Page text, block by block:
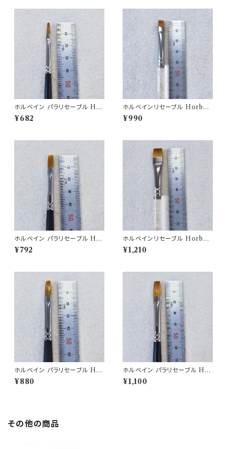
ホルベイン パラリセーブル Hor
bein brush350H-0
¥682
ホルベインリセーブル Horbei
n brush N500H-0
¥990
ホルベイン パラリセーブル Hor
bein brush 350H-2
¥792
ホルベインリセーブル Horbei
n brush N500H-2
¥1,210
ホルベイン パラリセーブル Hor
bein brush 350H-4
¥880
ホルベイン パラリセーブル Hor
bein brush 350H-6
¥1,100
その他の商品